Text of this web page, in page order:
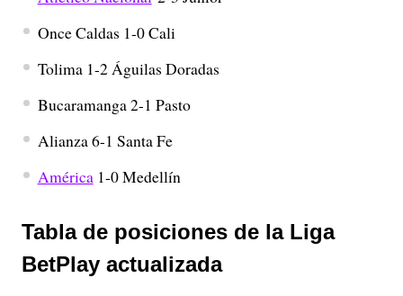
Once Caldas 1-0 Cali
Tolima 1-2 Águilas Doradas
Bucaramanga 2-1 Pasto
Alianza 6-1 Santa Fe
América1-0 Medellín
Tabla de posiciones de la Liga
BetPlay actualizada